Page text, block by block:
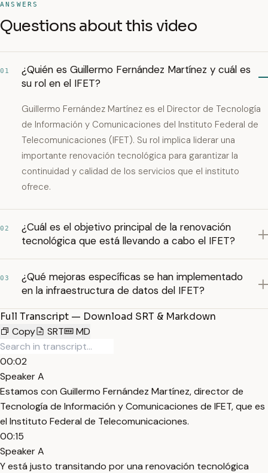
ANSWERS
Questions about this video
01
¿Quién es Guillermo Fernández Martínez y cuál es
su rol en el IFET?
Guillermo Fernández Martínez es el Director de Tecnología
de Información y Comunicaciones del Instituto Federal de
Telecomunicaciones (IFET). Su rol implica liderar una
importante renovación tecnológica para garantizar la
continuidad y calidad de los servicios que el instituto
ofrece.
02
¿Cuál es el objetivo principal de la renovación
tecnológica que está llevando a cabo el IFET?
03
¿Qué mejoras específicas se han implementado
en la infraestructura de datos del IFET?
Full Transcript — Download SRT & Markdown
Copy
SRT MD
00:02
Speaker A
Estamos con Guillermo Fernández Martínez, director de
Tecnología de Información y Comunicaciones de IFET, que es
el Instituto Federal de Telecomunicaciones.
00:15
Speaker A
Y está justo transitando por una renovación tecnológica